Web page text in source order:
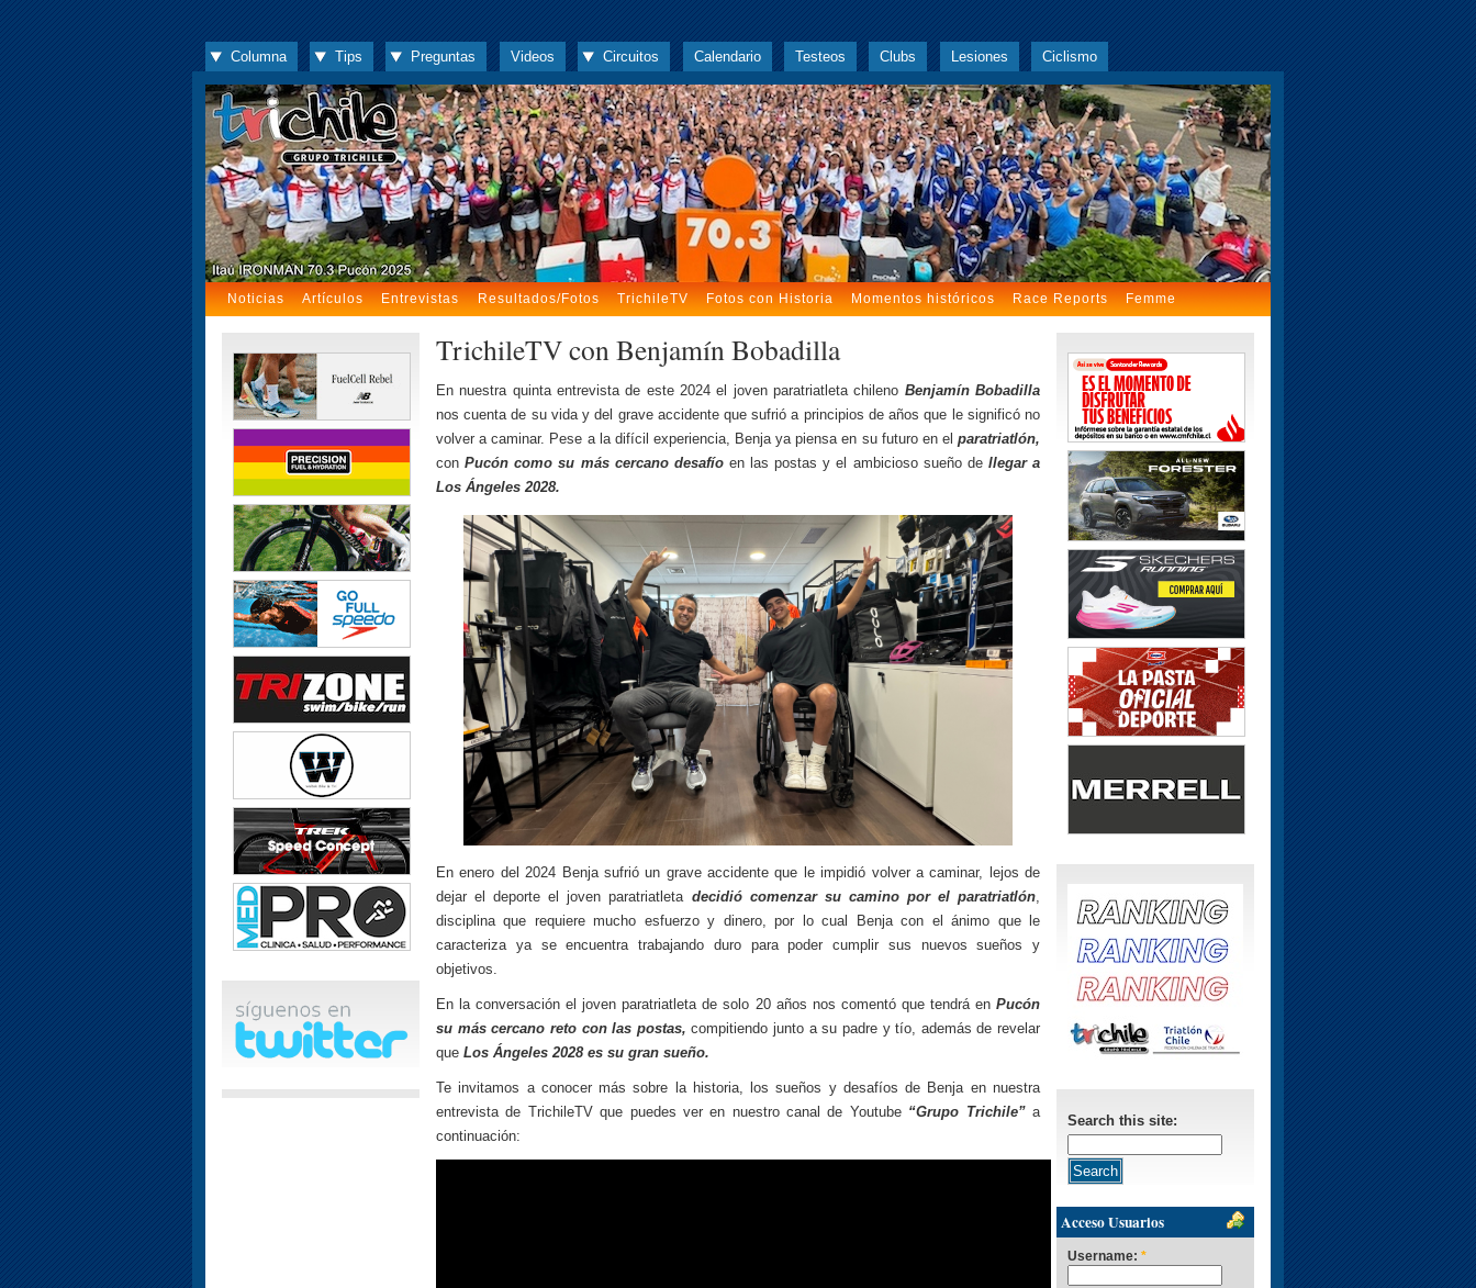
Columna Tips Preguntas Videos Circuitos Calendario Testeos Clubs Lesiones Ciclismo
Noticias Artículos Entrevistas Resultados/Fotos TrichileTV Fotos con Historia Momentos históricos Race Reports Femme
TrichileTV con Benjamín Bobadilla
En nuestra quinta entrevista de este 2024 el joven paratriatleta chileno Benjamín Bobadilla
nos cuenta de su vida y del grave accidente que sufrió a principios de años que le significó no
volver a caminar. Pese a la difícil experiencia, Benja ya piensa en su futuro en el paratriatlón,
conPucón como su más cercano desafíoen las postas y el ambicioso sueño de llegar a
Los Ángeles 2028.
En enero del 2024 Benja sufrió un grave accidente que le impidió volver a caminar, lejos de
dejar el deporte el joven paratriatleta decidió comenzar su camino por el paratriatlón,
disciplina que requiere mucho esfuerzo y dinero, por lo cual Benja con el ánimo que le
caracteriza ya se encuentra trabajando duro para poder cumplir sus nuevos sueños y
objetivos.
En la conversación el joven paratriatleta de solo 20 años nos comentó que tendrá en Pucón
su más cercano reto con las postas, compitiendo junto a su padre y tío, además de revelar
que Los Ángeles 2028 es su gran sueño.
Te invitamos a conocer más sobre la historia, los sueños y desafíos de Benja en nuestra
entrevista de TrichileTV que puedes ver en nuestro canal de Youtube “Grupo Trichile”a
continuación:
Search this site:
Acceso Usuarios
Username: *